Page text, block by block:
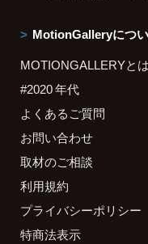
MotionGalleryにつ
MOTIONGALLERYとは
#2020 年代
よくあるご質問
お問い合わせ
取材のご相談
利用規約
プライバシーポリシー
特商法表示